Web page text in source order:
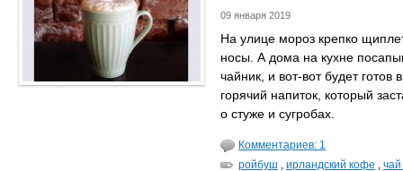
09 января 2019
На улице мороз крепко
носы. А дома на кухне
чайник, и вот-вот будет готов
горячий напиток, который
о стуже и сугробах.
Комментариев: 1
ройбуш , ирландский кофе ,